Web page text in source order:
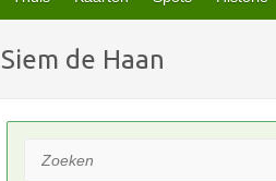
Siem de Haan
Zoeken